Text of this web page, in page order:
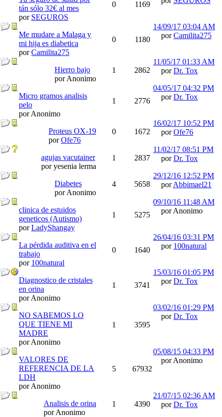
tán sólo 32€ al mes
por SEGUROS
0 1169
Me mudare a Malaga y
mi hija es diabetica
porCamilita275
0 1180
14/09/17 03:04 AM
porCamilita275
Hierro bajo
por Anonimo
1 2862
11/05/17 01:33 AM
porDr. Tox
Micro gramos analisis
pelo
por Anonimo
1 2776
04/05/17 04:32 PM
porDr. Tox
Proteus OX-19
porOfe76
0 1672
16/02/17 10:52 PM
porOfe76
agujas vacutainer
por yesenia lerma
1 2837
11/02/17 08:51 PM
porDr. Tox
Diabetes
por Anonimo
4 5658
29/12/16 12:52 PM
porAbbimael21
clinica de estuidos
geneticos (Autismo)
porLadyShangay
1 5275
09/10/16 11:48 AM
por Anonimo
La pérdida auditiva en el
trabajo
por 100natural
0 1640
26/04/16 03:31 PM
por 100natural
Diagnostico de cristales
en orina
por Anonimo
1 3741
15/03/16 01:05 PM
porDr. Tox
NO SABEMOS LO
QUE TIENE MI
MADRE
por Anonimo
1 3595
03/02/16 01:29 PM
porDr. Tox
VALORES DE
REFERENCIA DE LA
LDH
por Anonimo
5 67932
05/08/15 04:33 PM
por Anonimo
Analisis de orina
por Anonimo
1 4390
21/07/15 02:36 AM
porDr. Tox